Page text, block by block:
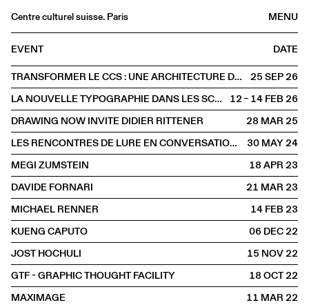
MENU
Centre culturel suisse. Paris
Agenda
Bookshop
Buvette
Archives
Medias
Publications
About
FR/EN
SPOKEN Graphic design
EVENT
DATE
TRANSFORMER LE CCS : UNE ARCHITECTURE DE L'ALTÉRATION
25 SEP2026
LA NOUVELLE TYPOGRAPHIE DANS LES SCÈNES FRANCOPHONES : INCIDENCES ET RÉSISTANCES
12 – 14 FEB2026
DRAWING NOW INVITE DIDIER RITTENER
28 MAR2025
LES RENCONTRES DE LURE EN CONVERSATION AVEC ROSMARIE TISSI
30 MAY2024
MEGI ZUMSTEIN
18 APR2023
DAVIDE FORNARI
21 MAR2023
MICHAEL RENNER
14 FEB2023
KUENG CAPUTO
06 DEC2022
JOST HOCHULI
15 NOV2022
GTF - GRAPHIC THOUGHT FACILITY
18 OCT2022
MAXIMAGE
11 MAR2022